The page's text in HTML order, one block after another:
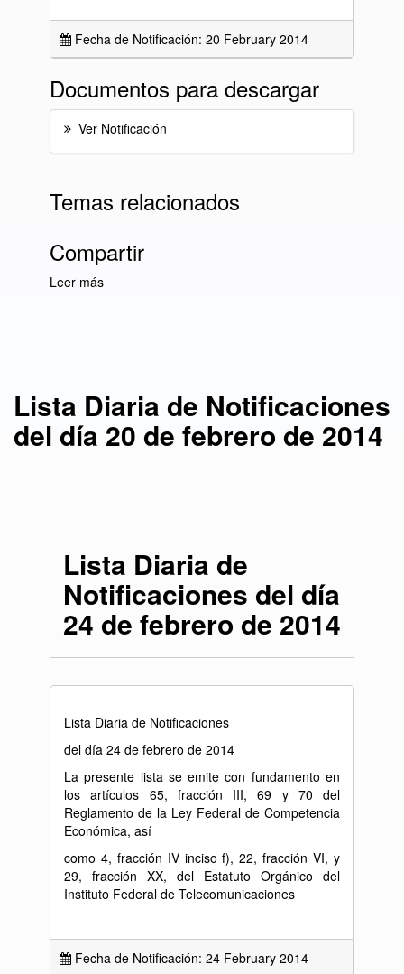
Fecha de Notificación: 20 February 2014
Documentos para descargar
Ver Notificación
Temas relacionados
Compartir
Leer más
Lista Diaria de Notificaciones
del día 20 de febrero de 2014
Lista Diaria de
Notificaciones del día
24 de febrero de 2014
Lista Diaria de Notificaciones
del día 24 de febrero de 2014
La presente lista se emite con fundamento en
los artículos 65, fracción III, 69 y 70 del
Reglamento de la Ley Federal de Competencia
Económica, así
como 4, fracción IV inciso f), 22, fracción VI, y
29, fracción XX, del Estatuto Orgánico del
Instituto Federal de Telecomunicaciones
Fecha de Notificación: 24 February 2014